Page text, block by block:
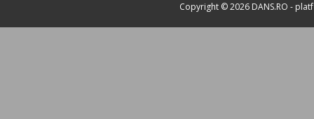
Copyright © 2026 DANS.RO -